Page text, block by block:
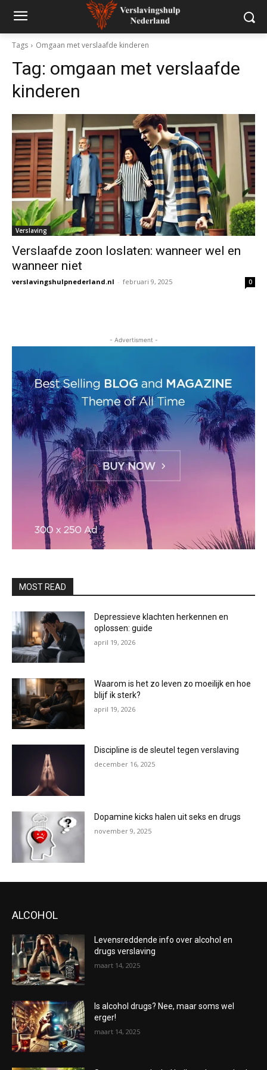
Tags Omgaan met verslaafde kinderen
Tag: omgaan met verslaafde
kinderen
Verslaving
Verslaafde zoon loslaten: wanneer wel en
wanneer niet
verslavingshulpnederland.nl - februari 9, 2025 0
- Advertisment -
MOST READ
Depressieve klachten herkennen en
oplossen: guide
april 19, 2026
Waarom is het zo leven zo moeilijk en hoe
blijf ik sterk?
april 19, 2026
Discipline is de sleutel tegen verslaving
december 16, 2025
Dopamine kicks halen uit seks en drugs
november 9, 2025
ALCOHOL
Levensreddende info over alcohol en
drugs verslaving
maart 14, 2025
Is alcohol drugs? Nee, maar soms wel
erger!
maart 14, 2025